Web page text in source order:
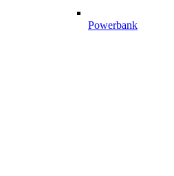
Powerbank